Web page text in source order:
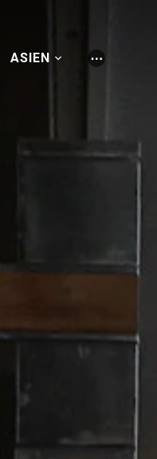
ASIEN ⋯